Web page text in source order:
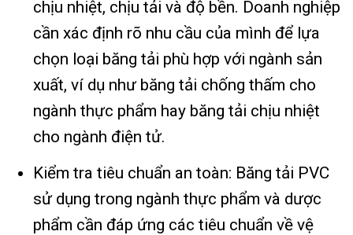
chịu nhiệt, chịu tải và độ bền. Doanh nghiệp
cần xác định rõ nhu cầu của mình để lựa
chọn loại băng tải phù hợp với ngành sản
xuất, ví dụ như băng tải chống thấm cho
ngành thực phẩm hay băng tải chịu nhiệt
cho ngành điện tử.
Kiểm tra tiêu chuẩn an toàn: Băng tải PVC
sử dụng trong ngành thực phẩm và dược
phẩm cần đáp ứng các tiêu chuẩn về vệ